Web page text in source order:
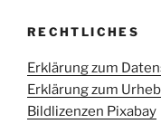
RECHTLICHES
Erklärung zum
Erklärung zum
Bildlizenzen Pixabay